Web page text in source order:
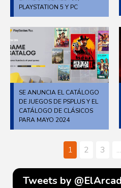
PLAYSTATION 5 Y PC
SE ANUNCIA EL CATÁLOGO
DE JUEGOS DE PSPLUS Y EL
CATÁLOGO DE CLÁSICOS
PARA MAYO 2024
1 2 3 ...
Tweets by